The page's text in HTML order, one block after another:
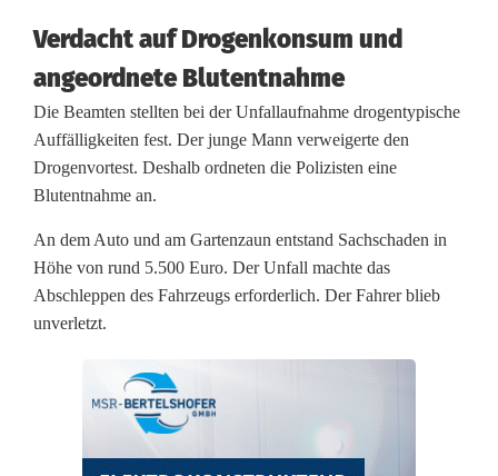
e
n
v
e
d
a
Verdacht auf Drogenkonsum und
angeordnete Blutentnahme
Die Beamten stellten bei der Unfallaufnahme drogentypische
Auffälligkeiten fest. Der junge Mann verweigerte den
Drogenvortest. Deshalb ordneten die Polizisten eine
Blutentnahme an.
An dem Auto und am Gartenzaun entstand Sachschaden in
Höhe von rund 5.500 Euro. Der Unfall machte das
Abschleppen des Fahrzeugs erforderlich. Der Fahrer blieb
unverletzt.